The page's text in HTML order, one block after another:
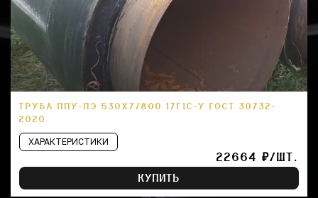
ТРУБА ППУ-ПЭ 530Х7/800 17Г1С-У ГОСТ 30732-
2020
ХАРАКТЕРИСТИКИ
22664 ₽/ШТ.
КУПИТЬ